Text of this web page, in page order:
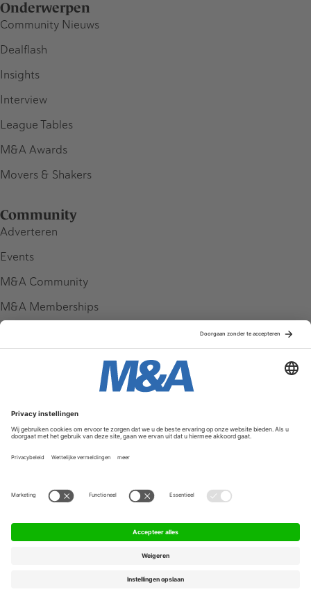
Onderwerpen
Community Nieuws
Dealflash
Insights
Interview
League Tables
M&A Awards
Movers & Shakers
Community
Adverteren
Events
M&A Community
M&A Memberships
Service & Contact
Contact
FAQ
Werken bij ons
Algemene Voorwaarden